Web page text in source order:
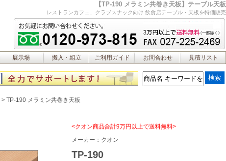
【TP-190 メラミン共巻き天板】テーブル天板
レストランカフェ、クラブスナック向け 飲食店テーブル・天板を特価販売
展示場 搬入・組立 ご利用ガイド お問合わせ 見積リスト
TP-190 メラミン共巻き天板
<クオン商品合計9万円以上で送料無料>
メーカー： クオン
TP-190